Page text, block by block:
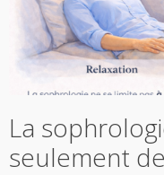
La
seulement